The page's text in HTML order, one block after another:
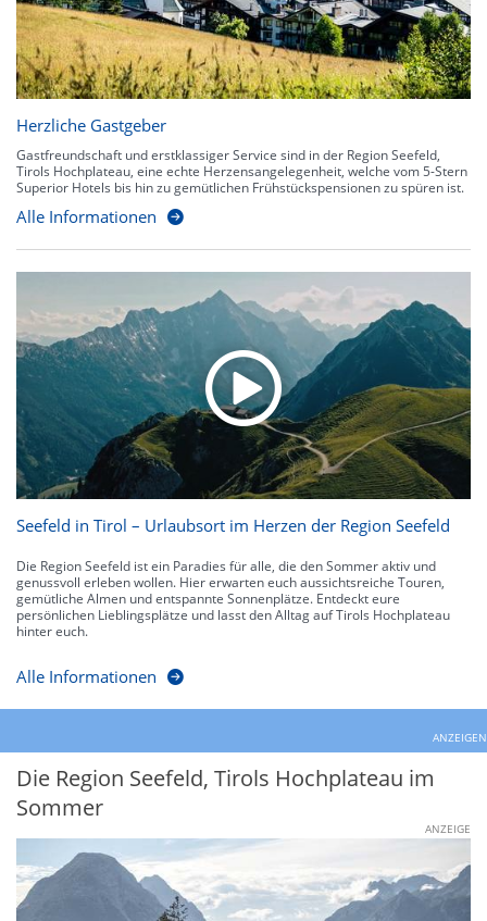
Herzliche Gastgeber
Gastfreundschaft und erstklassiger Service sind in der Region Seefeld,
Tirols Hochplateau, eine echte Herzensangelegenheit, welche vom 5-Stern
Superior Hotels bis hin zu gemütlichen Frühstückspensionen zu spüren ist.
Alle Informationen
Seefeld in Tirol – Urlaubsort im Herzen der Region Seefeld
Die Region Seefeld ist ein Paradies für alle, die den Sommer aktiv und
genussvoll erleben wollen. Hier erwarten euch aussichtsreiche Touren,
gemütliche Almen und entspannte Sonnenplätze. Entdeckt eure
persönlichen Lieblingsplätze und lasst den Alltag auf Tirols Hochplateau
hinter euch.
Alle Informationen
ANZEIGEN
Die Region Seefeld, Tirols Hochplateau im
Sommer
ANZEIGE